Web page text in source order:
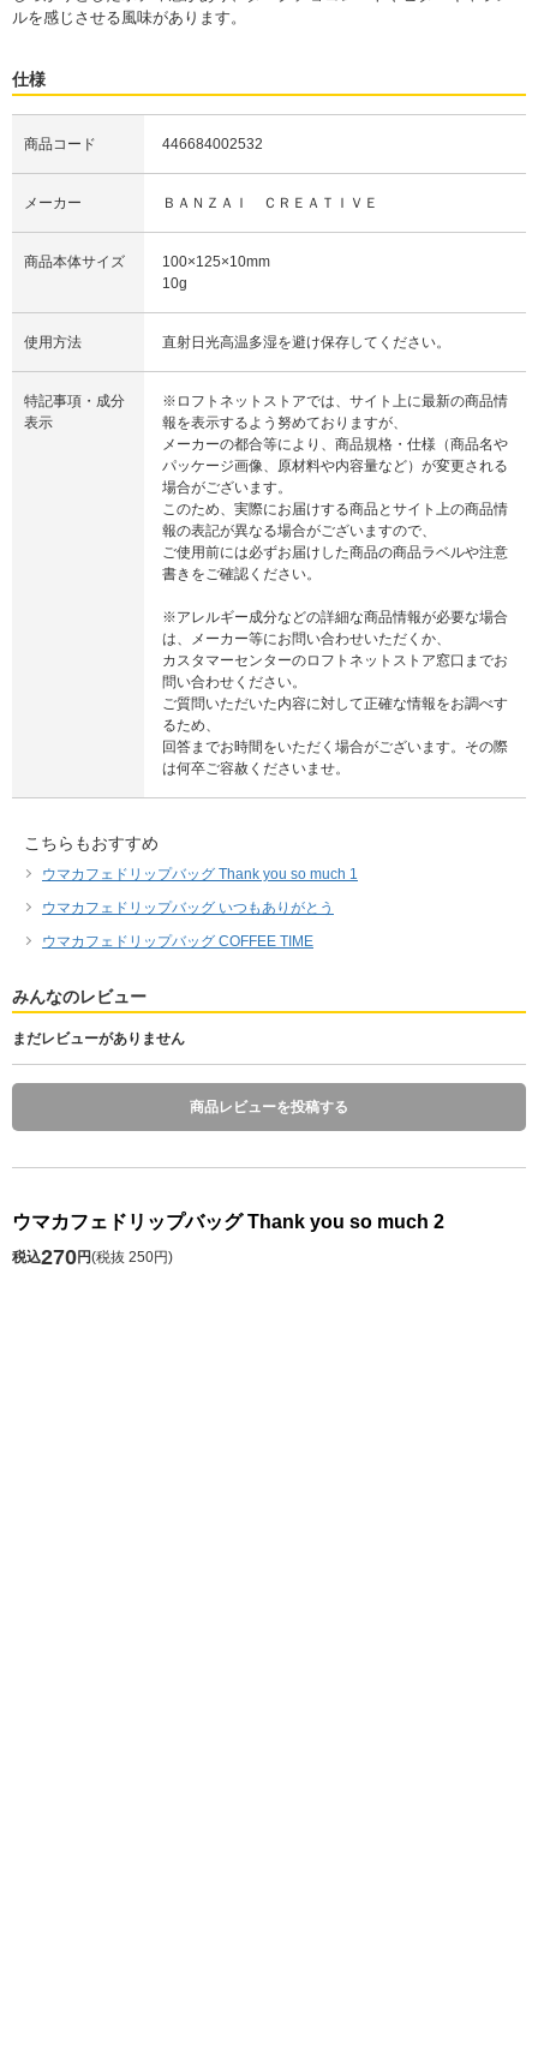
ルを感じさせる風味があります。
仕様
商品コード 446684002532
メーカー ＢＡＮＺＡＩ ＣＲＥＡＴＩＶＥ
商品本体サイズ
100×125×10mm
10g
使用方法 直射日光高温多湿を避け保存してください。
特記事項・成分
表示
※ロフトネットストアでは、サイト上に最新の商品情
報を表示するよう努めておりますが、
メーカーの都合等により、商品規格・仕様（商品名や
パッケージ画像、原材料や内容量など）が変更される
場合がございます。
このため、実際にお届けする商品とサイト上の商品情
報の表記が異なる場合がございますので、
ご使用前には必ずお届けした商品の商品ラベルや注意
書きをご確認ください。
※アレルギー成分などの詳細な商品情報が必要な場合
は、メーカー等にお問い合わせいただくか、
カスタマーセンターのロフトネットストア窓口までお
問い合わせください。
ご質問いただいた内容に対して正確な情報をお調べす
るため、
回答までお時間をいただく場合がございます。その際
は何卒ご容赦くださいませ。
こちらもおすすめ
ウマカフェドリップバッグ Thank you so much 1
ウマカフェドリップバッグ いつもありがとう
ウマカフェドリップバッグ COFFEE TIME
みんなのレビュー
まだレビューがありません
商品レビューを投稿する
ウマカフェドリップバッグ Thank you so much 2
税込270円(税抜 250円)